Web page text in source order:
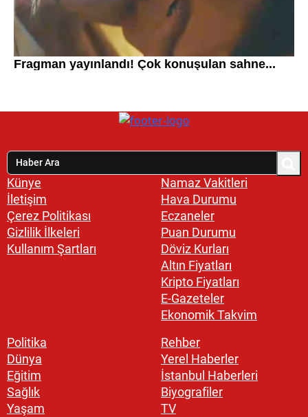
Künye
İletişim
Çerez Politikası
Gizlilik İlkeleri
Kullanım Şartları
Namaz Vakitleri
Hava Durumu
Eczaneler
Puan Durumu
Döviz Kurları
Altın Fiyatları
Kripto Fiyatları
E-Gazeteler
Ekonomik Takvim
Politika
Dünya
Eğitim
Sağlık
Yaşam
Rehber
Yerel Haberler
İstanbul Haberleri
Biyografiler
TV